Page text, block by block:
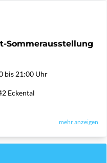
Sommerausstellung
bis 21:00 Uhr
Eckental
mehr anzeigen